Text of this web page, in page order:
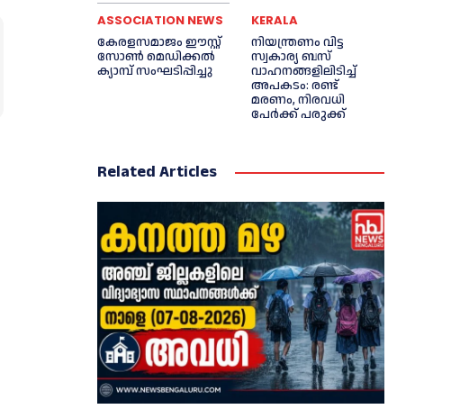
ASSOCIATION NEWS
കേരളസമാജം ഈസ്റ്റ്
സോണ്‍ മെഡിക്കൽ
ക്യാമ്പ് സംഘടിപ്പിച്ചു
KERALA
നിയന്ത്രണം വിട്ട
സ്വകാര്യ ബസ്
വാഹനങ്ങളിലിടിച്ച്‌
അപകടം: രണ്ട്
മരണം, നിരവധി
പേർക്ക് പരുക്ക്
Related Articles